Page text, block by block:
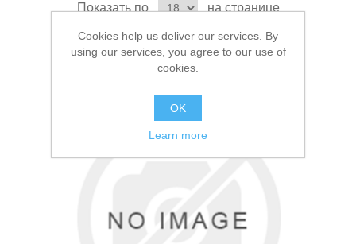
Аксессуары для лодок
Показать по на странице
Cookies help us deliver our services. By
using our services, you agree to our use of
cookies.
OK
Learn more